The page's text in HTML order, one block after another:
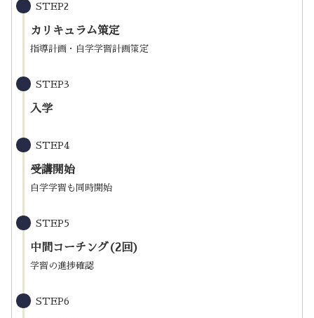
STEP2
カリキュラム策定
指導計画・自学学習計画策定
STEP3
入学
STEP4
受講開始
自学学習も同時開始
STEP5
中間コーチング(2回)
学習の進捗確認
STEP6